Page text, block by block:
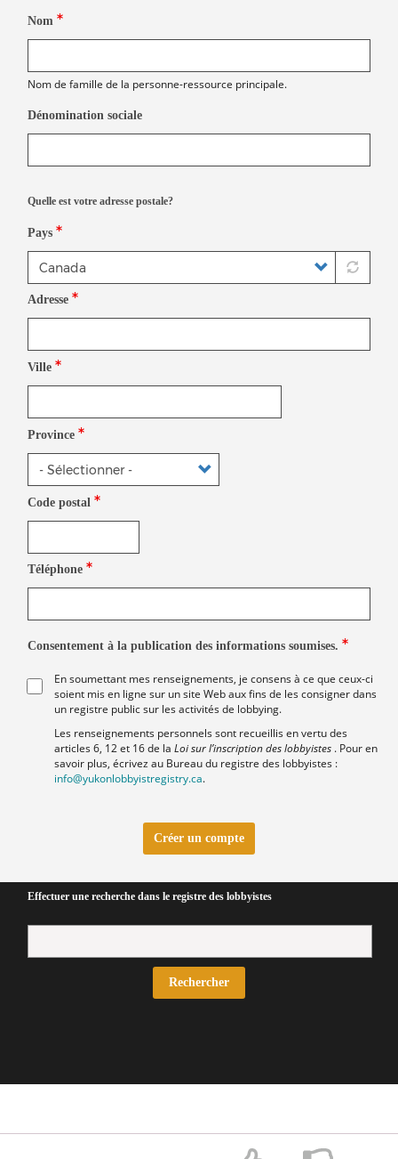
Nom
Nom de famille de la personne-ressource principale.
Dénomination sociale
Quelle est votre adresse postale?
Pays
Adresse
Ville
Province
Code postal
Téléphone
Consentement à la publication des informations soumises.
En soumettant mes renseignements, je consens à ce que ceux-ci
soient mis en ligne sur un site Web aux fins de les consigner dans
un registre public sur les activités de lobbying.
Les renseignements personnels sont recueillis en vertu des
articles 6, 12 et 16 de la Loi sur l’inscription des lobbyistes . Pour en
savoir plus, écrivez au Bureau du registre des lobbyistes :
info@yukonlobbyistregistry.ca.
Créer un compte
Effectuer une recherche dans le registre des lobbyistes
Rechercher